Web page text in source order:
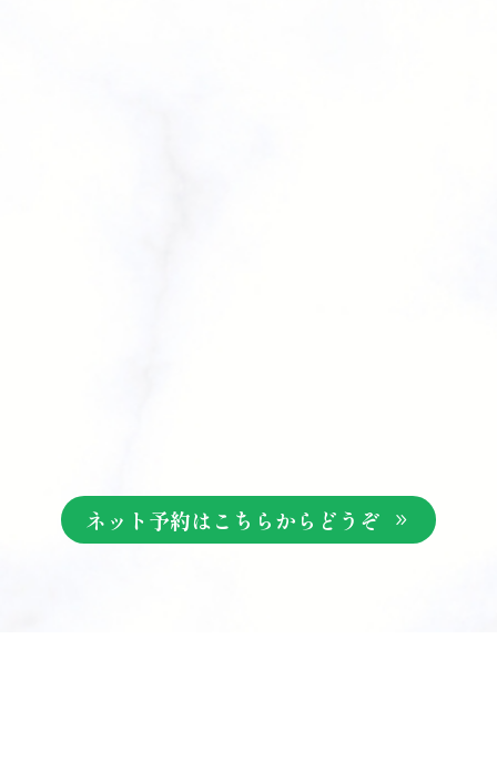
ネット予約はこちらからどうぞ